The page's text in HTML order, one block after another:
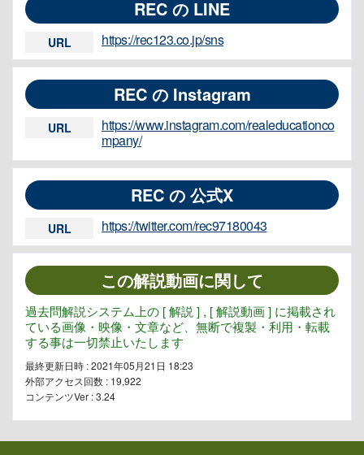
REC の LINE
URL https://rec123.co.jp/sns
REC の Instagram
URL
https://www.instagram.com/realeducationco
mpany/
REC の 公式X
URL https://twitter.com/rec97180043
この解説動画に関して
過去問解説システム上の [ 解説 ] , [ 解説動画 ] に掲載され
ている画像・映像・文章など、無断で複製・利用・転載
する事は一切禁止いたします
最終更新日時 : 2021年05月21日 18:23
外部アクセス回数 : 19,922
コンテンツVer : 3.24